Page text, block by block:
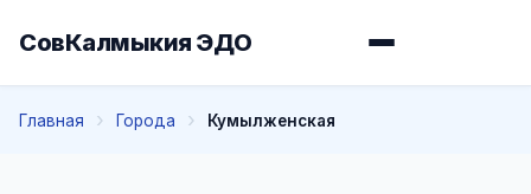
СовКалмыкия ЭДО
Главная Города Кумылженская